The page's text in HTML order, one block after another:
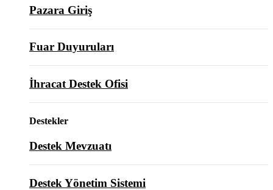
Pazara Giriş
Fuar Duyuruları
İhracat Destek Ofisi
Destekler
Destek Mevzuatı
Destek Yönetim Sistemi